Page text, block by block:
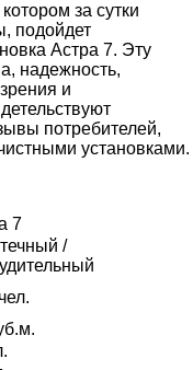
за сутки
подойдет
Астра 7. Эту
надежность,
и
потребителей,
установками.
7
/